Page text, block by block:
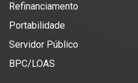
Refinanciamento
Portabilidade
Servidor Público
BPC/LOAS